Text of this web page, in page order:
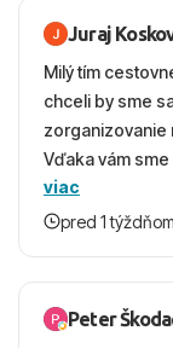
Juraj
Milý tím
chceli by sme
zorganizovanie
Vďaka vám
ešte dlho s
absolútne
bola to trefa do
služby a
viac
pred 1 týždňom
Peter